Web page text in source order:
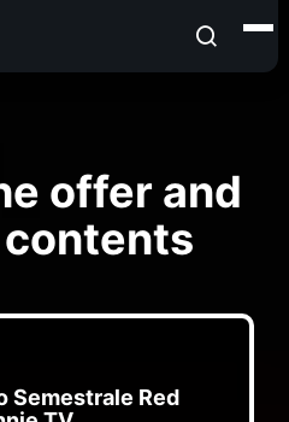
offer and
Semestrale Red